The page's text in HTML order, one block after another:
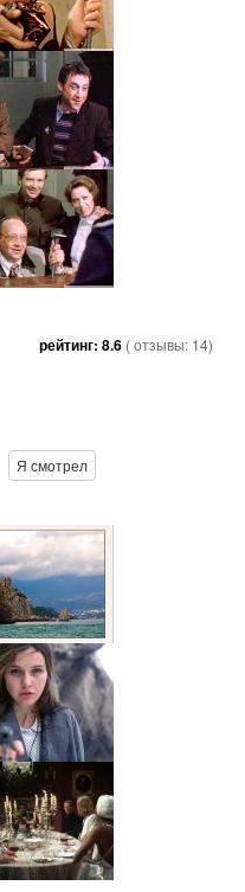
рейтинг: 8.6 ( отзывы: 14)
Я смотрел